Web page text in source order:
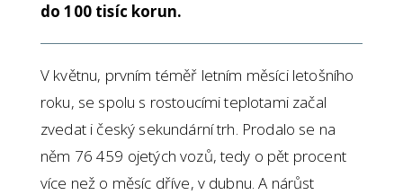
do 100 tisíc korun.
V květnu, prvním téměř letním měsíci letošního
roku, se spolu s rostoucími teplotami začal
zvedat i český sekundární trh. Prodalo se na
něm 76 459 ojetých vozů, tedy o pět procent
více než o měsíc dříve, v dubnu. A nárůst